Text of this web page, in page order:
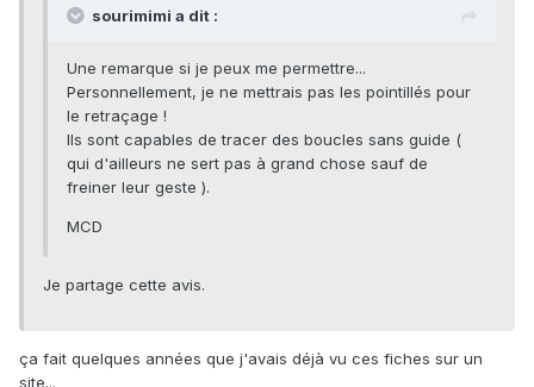
sourimimi a dit :
Une remarque si je peux me permettre...
Personnellement, je ne mettrais pas les pointillés pour
le retraçage !
Ils sont capables de tracer des boucles sans guide (
qui d'ailleurs ne sert pas à grand chose sauf de
freiner leur geste ).
MCD
Je partage cette avis.
ça fait quelques années que j'avais déjà vu ces fiches sur un
site...